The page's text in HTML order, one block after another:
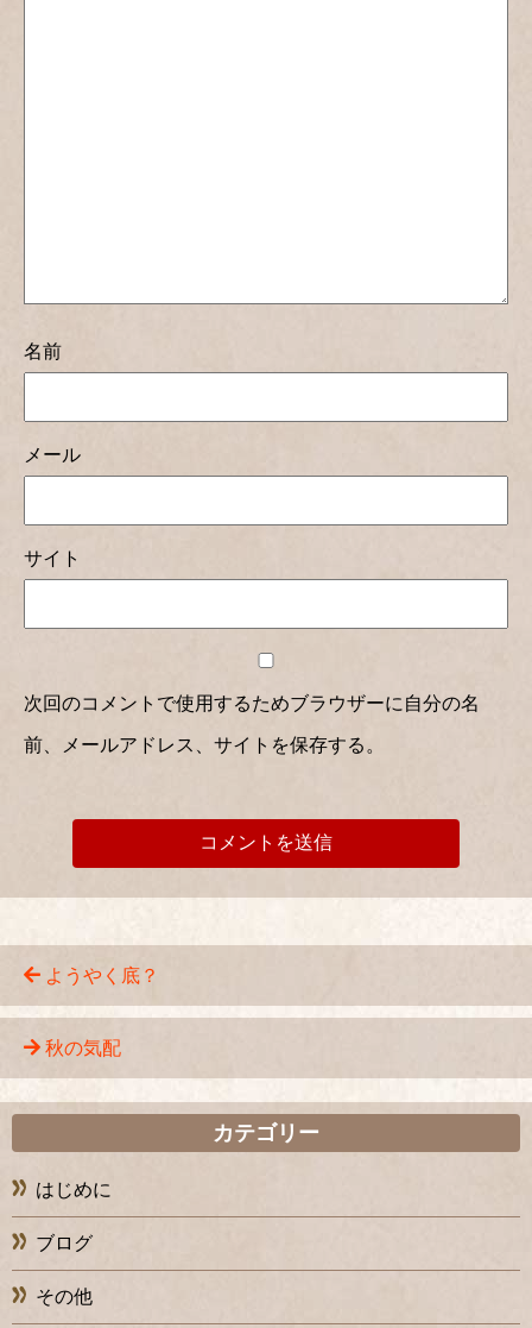
名前
メール
サイト
次回のコメントで使用するためブラウザーに自分の名
前、メールアドレス、サイトを保存する。
ようやく底？
秋の気配
カテゴリー
はじめに
ブログ
その他